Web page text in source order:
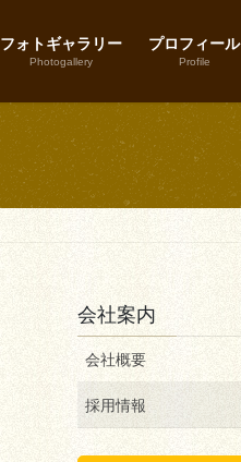
フォトギャラリー
Photogallery
プロフィール
Profile
会社案内
会社概要
採用情報